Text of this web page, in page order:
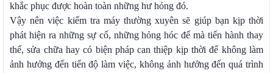
khắc phục được hoàn toàn những hư hỏng đó.
Vậy nên việc kiểm tra máy thường xuyên sẽ giúp bạn kịp thời
phát hiện ra những sự cố, những hỏng hóc để mà tiến hành thay
thế, sửa chữa hay có biện pháp can thiệp kịp thời để không làm
ảnh hưởng đến tiến độ làm việc, không ảnh hưởng đến quá trình